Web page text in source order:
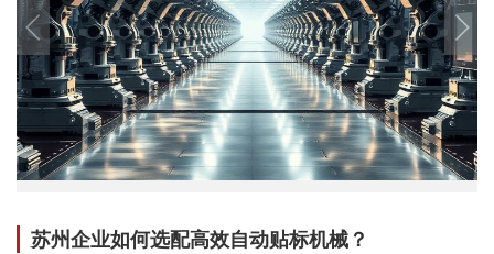
苏州企业如何选配高效自动贴标机械？